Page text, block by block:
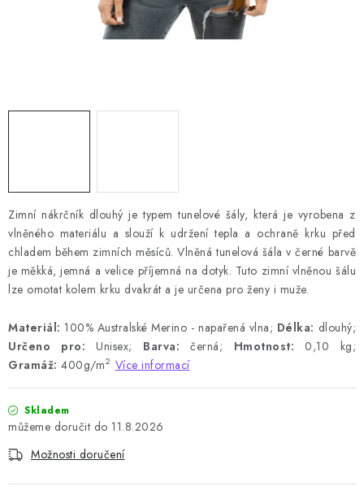
Zimní nákrčník dlouhý je typem tunelové šály, která je vyrobena z
vlněného materiálu a slouží k udržení tepla a ochraně krku před
chladem během zimních měsíců. Vlněná tunelová šála v černé barvě
je měkká, jemná a velice příjemná na dotyk. Tuto zimní vlněnou šálu
lze omotat kolem krku dvakrát a je určena pro ženy i muže.
Materiál: 100% Australské Merino - napařená vlna; Délka: dlouhý;
Určeno pro:Unisex; Barva: černá; Hmotnost: 0,10 kg;
Gramáž: 400g/m2 Více informací
Skladem
11.8.2026
Možnosti doručení